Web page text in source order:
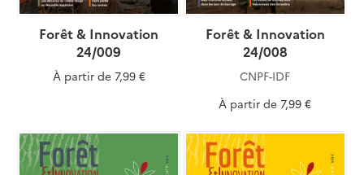
Forêt & Innovation
24/009
À partir de 7,99 €
Forêt & Innovation
24/008
CNPF-IDF
À partir de 7,99 €